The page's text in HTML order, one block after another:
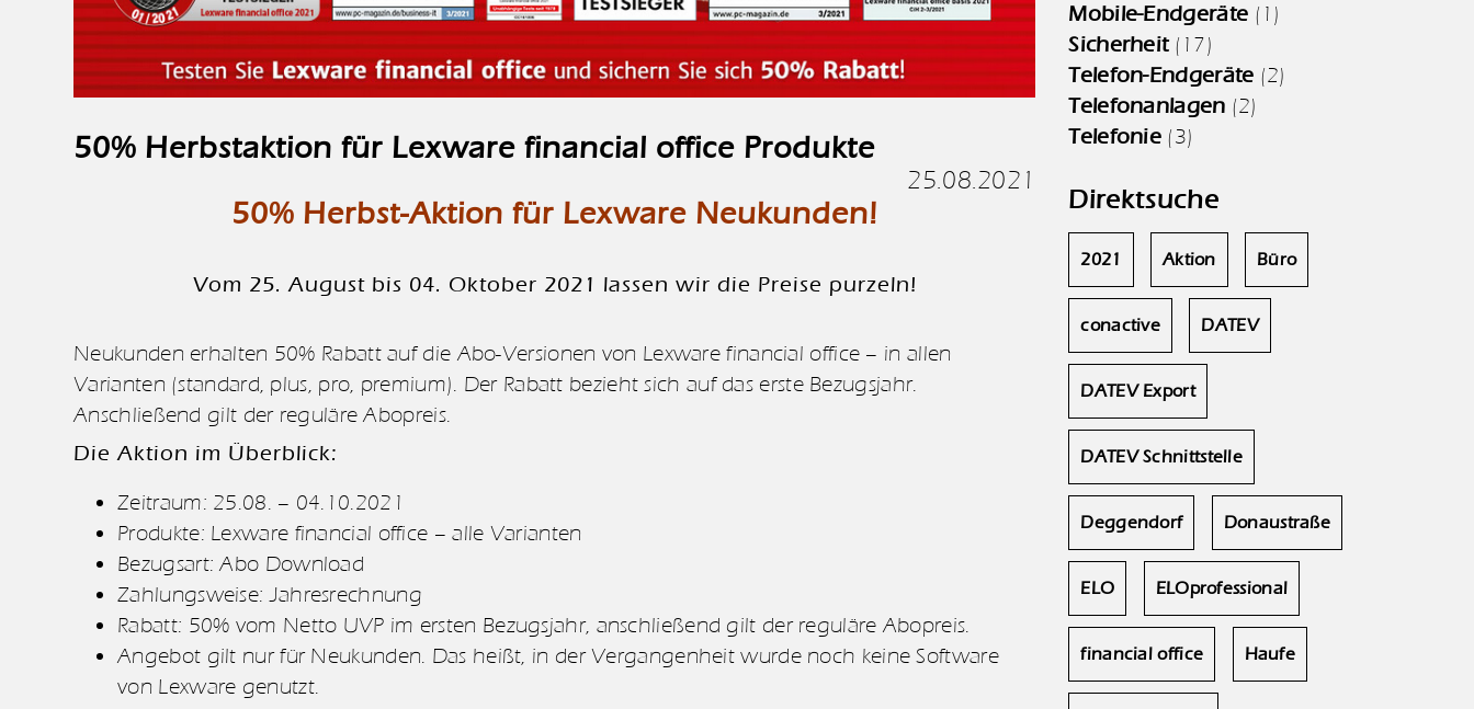
50% Herbstaktion für Lexware financial office Produkte
25.08.2021
50% Herbst-Aktion für Lexware Neukunden!
Vom 25. August bis 04. Oktober 2021 lassen wir die Preise purzeln!
Neukunden erhalten 50% Rabatt auf die Abo-Versionen von Lexware financial office – in allen
Varianten (standard, plus, pro, premium). Der Rabatt bezieht sich auf das erste Bezugsjahr.
Anschließend gilt der reguläre Abopreis.
Die Aktion im Überblick:
Zeitraum: 25.08. – 04.10.2021
Produkte: Lexware financial office – alle Varianten
Bezugsart: Abo Download
Zahlungsweise: Jahresrechnung
Rabatt: 50% vom Netto UVP im ersten Bezugsjahr, anschließend gilt der reguläre Abopreis.
Angebot gilt nur für Neukunden. Das heißt, in der Vergangenheit wurde noch keine Software
von Lexware genutzt.
Mobile-Endgeräte (1)
Sicherheit(17)
Telefon-Endgeräte (2)
Telefonanlagen (2)
Telefonie (3)
Direktsuche
2021 Aktion Büro
conactive DATEV
DATEV Export
DATEV Schnittstelle
Deggendorf Donaustraße
ELO ELOprofessional
financial office Haufe